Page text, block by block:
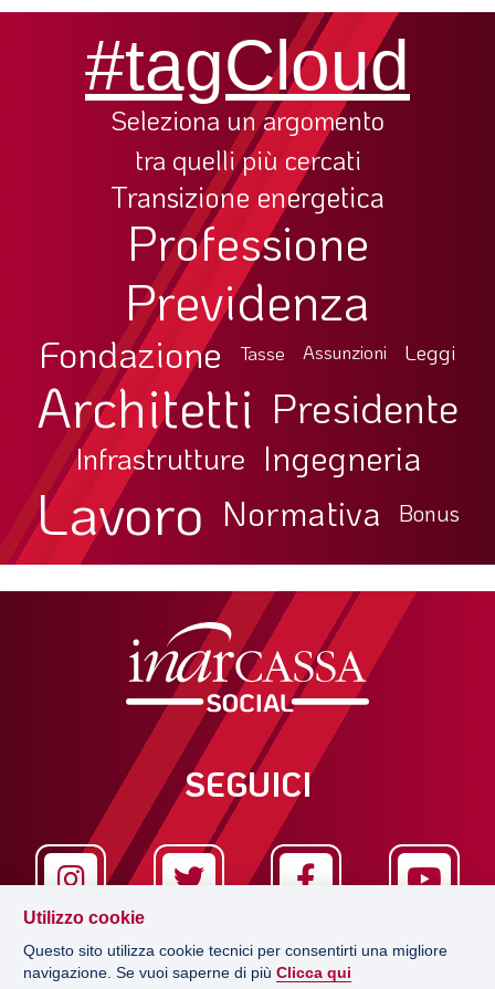
#tagCloud
Seleziona un argomento
tra quelli più cercati
Transizione energetica
Professione
Previdenza
Fondazione Tasse Assunzioni Leggi
Architetti Presidente
Infrastrutture Ingegneria
Lavoro Normativa Bonus
SEGUICI
Utilizzo cookie
Questo sito utilizza cookie tecnici per consentirti una migliore
navigazione. Se vuoi saperne di più Clicca qui